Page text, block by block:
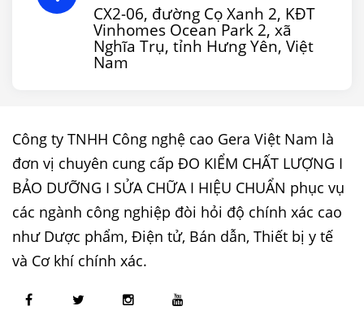
CX2-06, đường Cọ Xanh 2, KĐT
Vinhomes Ocean Park 2, xã
Nghĩa Trụ, tỉnh Hưng Yên, Việt
Nam
Công ty TNHH Công nghệ cao Gera Việt Nam là
đơn vị chuyên cung cấp ĐO KIỂM CHẤT LƯỢNG I
BẢO DƯỠNG I SỬA CHỮA I HIỆU CHUẨN phục vụ
các ngành công nghiệp đòi hỏi độ chính xác cao
như Dược phẩm, Điện tử, Bán dẫn, Thiết bị y tế
và Cơ khí chính xác.